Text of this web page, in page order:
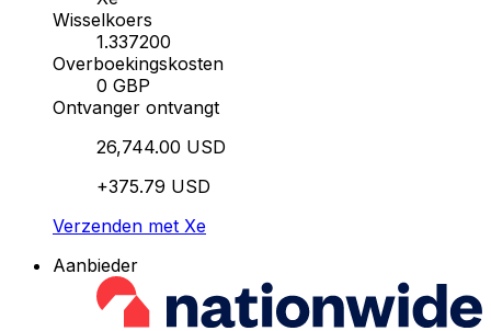
Wisselkoers
1.337200
Overboekingskosten
0 GBP
Ontvanger ontvangt
26,744.00 USD
+375.79 USD
Verzenden met Xe
Aanbieder